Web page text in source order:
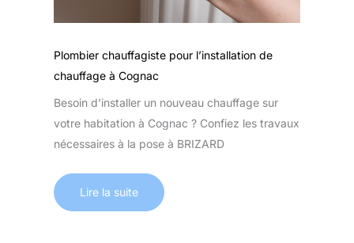
Plombier chauffagiste pour l’installation de
chauffage à Cognac
Besoin d’installer un nouveau chauffage sur
votre habitation à Cognac ? Confiez les travaux
nécessaires à la pose à BRIZARD
Lire la suite